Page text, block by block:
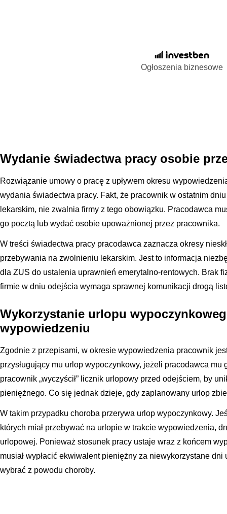
Ogłoszenia biznesowe
Wydanie świadectwa pracy osobie
Rozwiązanie umowy o pracę z upływem okresu
wydania świadectwa pracy. Fakt, że pracownik w ostatnim
lekarskim, nie zwalnia firmy z tego obowiązku. Pracodawca
go pocztą lub wydać osobie upoważnionej przez pracownika.
W treści świadectwa pracy pracodawca zaznacza okresy
przebywania na zwolnieniu lekarskim. Jest to informacja
dla ZUS do ustalenia uprawnień emerytalno-rentowych. Brak
firmie w dniu odejścia wymaga sprawnej komunikacji drogą
Wykorzystanie urlopu
wypowiedzeniu
Zgodnie z przepisami, w okresie wypowiedzenia pracownik
przysługujący mu urlop wypoczynkowy, jeżeli pracodawca mu
pracownik „wyczyścił” licznik urlopowy przed odejściem, by
pieniężnego. Co się jednak dzieje, gdy zaplanowany urlop
W takim przypadku choroba przerywa urlop wypoczynkowy.
których miał przebywać na urlopie w trakcie wypowiedzenia,
urlopowej. Ponieważ stosunek pracy ustaje wraz z końcem
musiał wypłacić ekwiwalent pieniężny za niewykorzystane dni
wybrać z powodu choroby.